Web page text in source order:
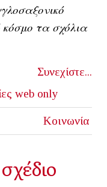
κόσμο τα σχόλια
Συνεχίστε...
web only
Κοινωνία